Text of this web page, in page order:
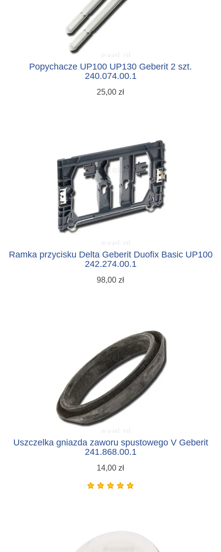
Popychacze UP100 UP130 Geberit 2 szt.
240.074.00.1
25,00 zł
Ramka przycisku Delta Geberit Duofix Basic UP100
242.274.00.1
98,00 zł
Uszczelka gniazda zaworu spustowego V Geberit
241.868.00.1
14,00 zł